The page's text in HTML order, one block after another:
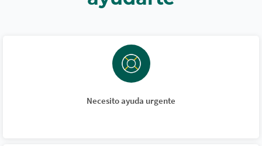
Necesito ayuda urgente